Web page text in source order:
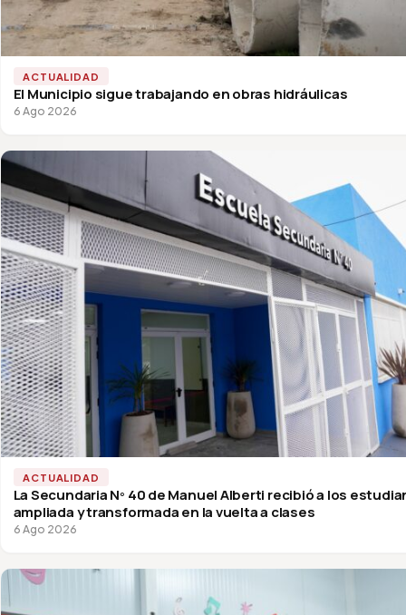
ACTUALIDAD
El Municipio sigue trabajando en obras hidráulicas
6 Ago 2026
ACTUALIDAD
La Secundaria Nº 40 de Manuel Alberti recibió a los
ampliada y transformada en la vuelta a clases
6 Ago 2026